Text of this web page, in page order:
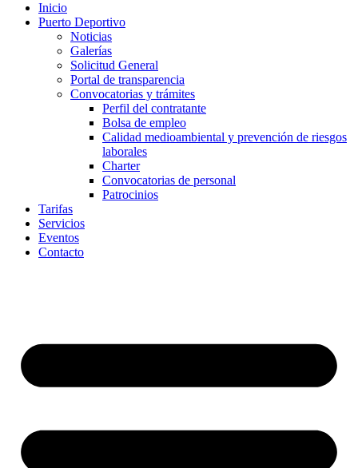
Inicio
Puerto Deportivo
Noticias
Galerías
Solicitud General
Portal de transparencia
Convocatorias y trámites
Perfil del contratante
Bolsa de empleo
Calidad medioambiental y prevención de riesgos
laborales
Charter
Convocatorias de personal
Patrocinios
Tarifas
Servicios
Eventos
Contacto